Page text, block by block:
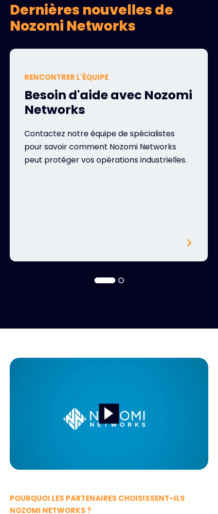
Dernières nouvelles de
Nozomi Networks
RENCONTRER L'ÉQUIPE
Besoin d'aide avec Nozomi
Networks
Contactez notre équipe de spécialistes
pour savoir comment Nozomi Networks
peut protéger vos opérations industrielles.
POURQUOI LES PARTENAIRES CHOISISSENT-ILS
NOZOMI NETWORKS ?